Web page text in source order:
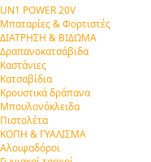
UN1 POWER 20V
Μπαταρίες & Φορτιστές
ΔΙΑΤΡΗΣΗ & ΒΙΔΩΜΑ
Δραπανοκατσάβιδα
Καστάνιες
Κατσαβίδια
Κρουστικά δράπανα
Μπουλονόκλειδα
Πιστολέτα
ΚΟΠΗ & ΓΥΑΛΙΣΜΑ
Αλοιφαδόροι